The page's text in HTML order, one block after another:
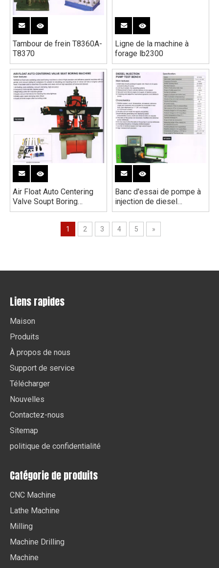
Tambour de frein T8360A-
T8370
Ligne de la machine à
forage lb2300
Air Float Auto Centering
Valve Soupt Boring
Machine TQZ8560
Banc d'essai de pompe à
injection de diesel
NT3000
1 2 3 4 5 »
Liens rapides
Maison
Produits
À propos de nous
Support de service
Télécharger
Nouvelles
Contactez-nous
Sitemap
politique de confidentialité
Catégorie de produits
CNC Machine
Lathe Machine
Milling
Machine Drilling
Machine